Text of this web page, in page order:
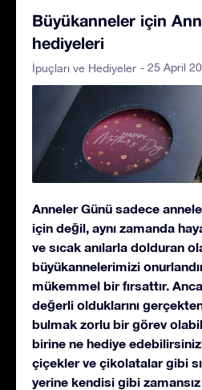
Büyükanneler için
hediyeleri
İpuçları ve Hediyeler - 25 April
Anneler Günü sadece
için değil, aynı zamanda
ve sıcak anılarla dolduran
büyükannelerimizi
mükemmel bir fırsattır.
değerli olduklarını
bulmak zorlu bir görev
birine ne hediye
çiçekler ve çikolatalar gibi
yerine kendisi gibi